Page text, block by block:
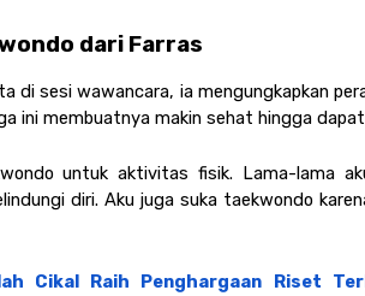
dari Farras
di sesi wawancara, ia mengungkapkan
ini membuatnya makin sehat hingga
untuk aktivitas fisik. Lama-lama
diri. Aku juga suka taekwondo
Cikal Raih Penghargaan Riset